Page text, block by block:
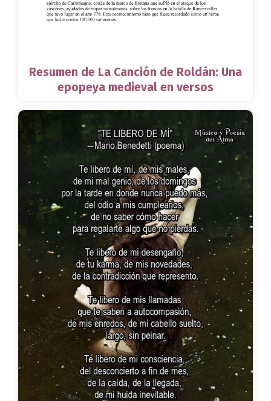
Resumen de La Canción de Roldán: Una
epopeya medieval en versos